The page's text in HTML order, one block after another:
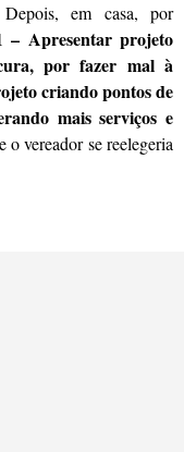
em casa, por
– Apresentar projeto
por fazer mal à
criando pontos de
mais serviços e
o vereador se reelegeria